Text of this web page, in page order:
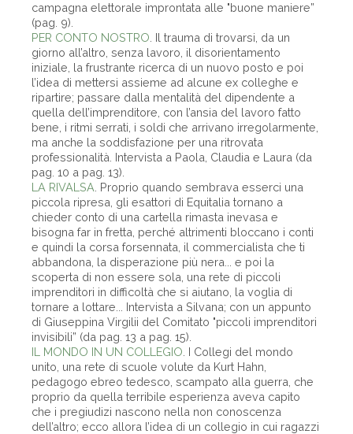
campagna elettorale improntata alle "buone maniere”
(pag. 9).
PER CONTO NOSTRO . Il trauma di trovarsi, da un
giorno all’altro, senza lavoro, il disorientamento
iniziale, la frustrante ricerca di un nuovo posto e poi
l’idea di mettersi assieme ad alcune ex colleghe e
ripartire; passare dalla mentalità del dipendente a
quella dell’imprenditore, con l’ansia del lavoro fatto
bene, i ritmi serrati, i soldi che arrivano irregolarmente,
ma anche la soddisfazione per una ritrovata
professionalità. Intervista a Paola, Claudia e Laura (da
pag. 10 a pag. 13).
LA RIVALSA . Proprio quando sembrava esserci una
piccola ripresa, gli esattori di Equitalia tornano a
chieder conto di una cartella rimasta inevasa e
bisogna far in fretta, perché altrimenti bloccano i conti
e quindi la corsa forsennata, il commercialista che ti
abbandona, la disperazione più nera... e poi la
scoperta di non essere sola, una rete di piccoli
imprenditori in difficoltà che si aiutano, la voglia di
tornare a lottare... Intervista a Silvana; con un appunto
di Giuseppina Virgilii del Comitato "piccoli imprenditori
invisibili” (da pag. 13 a pag. 15).
IL MONDO IN UN COLLEGIO . I Collegi del mondo
unito, una rete di scuole volute da Kurt Hahn,
pedagogo ebreo tedesco, scampato alla guerra, che
proprio da quella terribile esperienza aveva capito
che i pregiudizi nascono nella non conoscenza
dell’altro; ecco allora l’idea di un collegio in cui ragazzi